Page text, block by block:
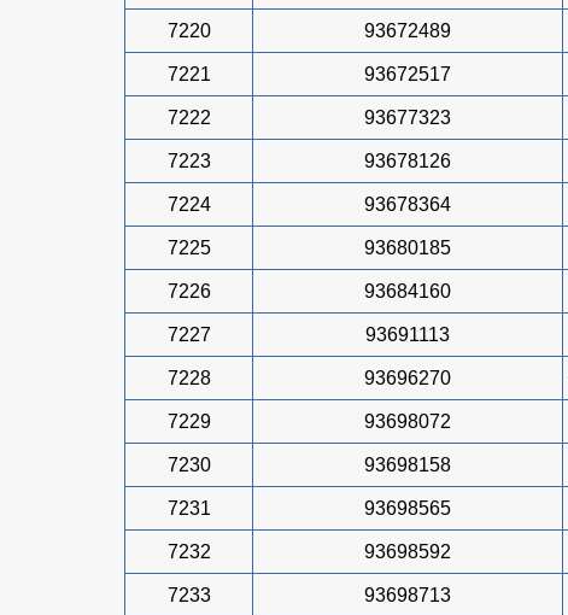
7220 93672489
7221 93672517
7222 93677323
7223 93678126
7224 93678364
7225 93680185
7226 93684160
7227 93691113
7228 93696270
7229 93698072
7230 93698158
7231 93698565
7232 93698592
7233 93698713